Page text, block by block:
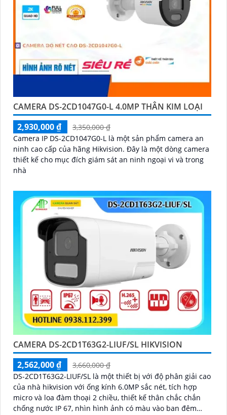
CAMERA DS-2CD1047G0-L 4.0MP THÂN KIM LOẠI
2,930,000 ₫
3,350,000 ₫
Camera IP DS-2CD1047G0-L là một sản phẩm camera an
ninh cao cấp của hãng Hikvision. Đây là một dòng camera
thiết kế cho mục đích giám sát an ninh ngoại vi và trong
nhà
CAMERA DS-2CD1T63G2-LIUF/SL HIKVISION
2,562,000 ₫
3,660,000 ₫
DS-2CD1T63G2-LIUF/SL là một thiết bị với độ phân giải cao
của nhà hikvision với ống kính 6.0MP sắc nét, tích hợp
micro và loa đàm thoại 2 chiều, thiết kế thân chắc chắn
chống nước IP 67, nhìn hình ảnh có màu vào ban đêm